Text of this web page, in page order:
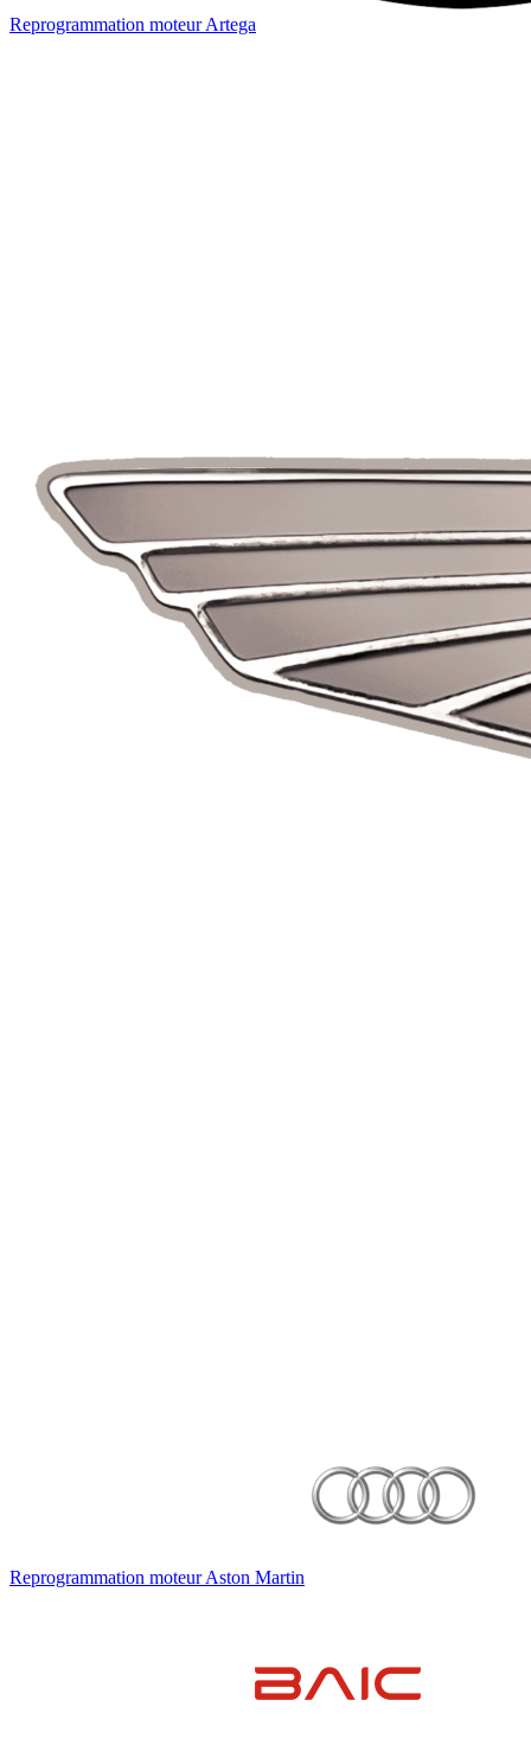
Reprogrammation moteurArtega
Reprogrammation moteurAston Martin